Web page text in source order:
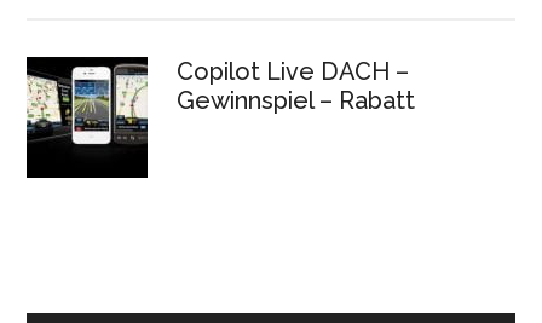
Copilot Live DACH –
Gewinnspiel – Rabatt